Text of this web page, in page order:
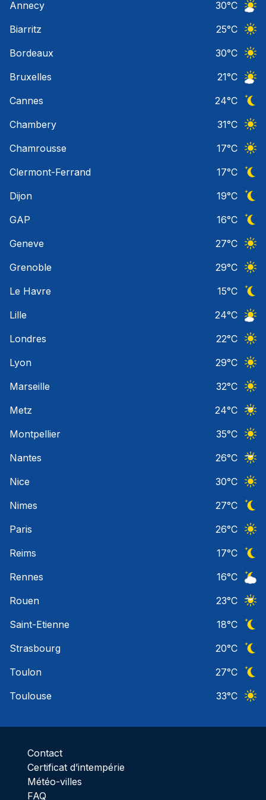
Annecy
30°C
Biarritz
25°C
Bordeaux
30°C
Bruxelles
21°C
Cannes
24°C
Chambery
31°C
Chamrousse
17°C
Clermont-Ferrand
17°C
Dijon
19°C
GAP
16°C
Geneve
27°C
Grenoble
29°C
Le Havre
15°C
Lille
24°C
Londres
22°C
Lyon
29°C
Marseille
32°C
Metz
24°C
Montpellier
35°C
Nantes
26°C
Nice
30°C
Nimes
27°C
Paris
26°C
Reims
17°C
Rennes
16°C
Rouen
23°C
Saint-Etienne
18°C
Strasbourg
20°C
Toulon
27°C
Toulouse
33°C
Contact
Certificat d’intempérie
Météo-villes
FAQ